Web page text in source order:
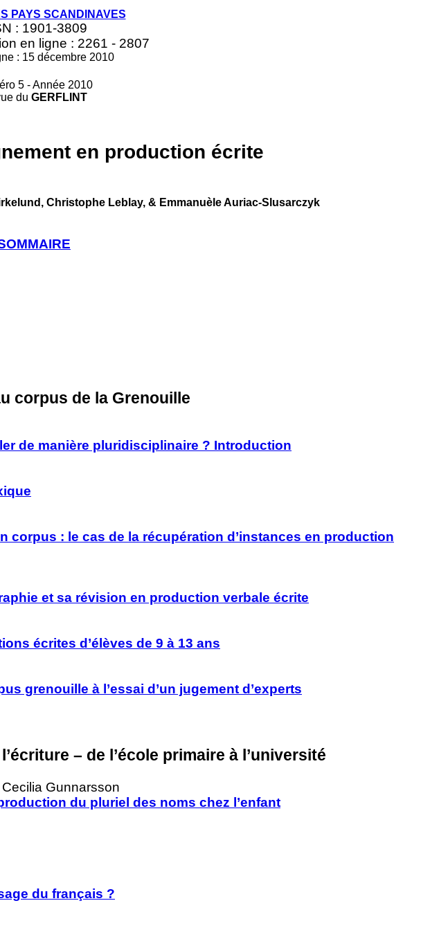
PAYS SCANDINAVES
: 1901-3809
en ligne : 2261 - 2807
: 15 décembre 2010
5 - Année 2010
du GERFLINT
en production écrite
Christophe Leblay, & Emmanuèle Auriac-Slusarczyk
corpus de la Grenouille
de manière pluridisciplinaire ? Introduction
corpus : le cas de la récupération d’instances en production
et sa révision en production verbale écrite
écrites d’élèves de 9 à 13 ans
grenouille à l’essai d’un jugement d’experts
– de l’école primaire à l’université
Gunnarsson
du pluriel des noms chez l’enfant
du français ?